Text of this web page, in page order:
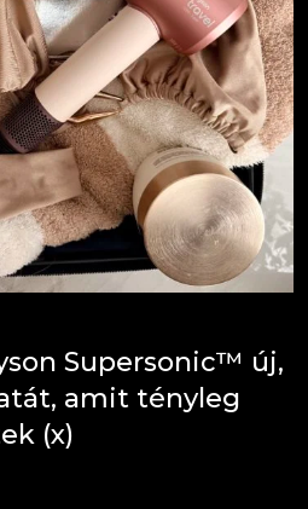
Supersonic™ új,
amit tényleg
(x)